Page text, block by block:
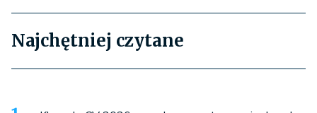
Najchętniej czytane